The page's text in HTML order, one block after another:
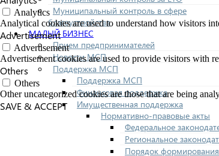
Муниципальный контроль в сфере
благоустройства
МАЛЫЙ БИЗНЕС
Прием предпринимателей
Новости МСП
Поддержка МСП
Поддержка МСП
Финансовая поддержка
Имущественная поддержка
Нормативно-правовые акты
Федеральное
Региональное
Порядок
Analytics
Analytical cookies are used to understand how visitors
Advertisement
Advertisement
Advertisement cookies are used to provide visitors with
Others
Others
Other uncategorized cookies are those that are being
SAVE & ACCEPT